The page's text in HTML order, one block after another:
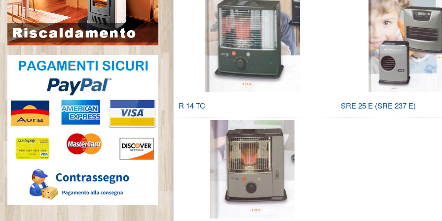
R 14 TC SRE 25 E (SRE 237 E)